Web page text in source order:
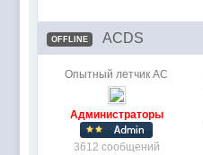
OFFLINE ACDS
Опытный летчик АС
Администраторы
3612 сообщений